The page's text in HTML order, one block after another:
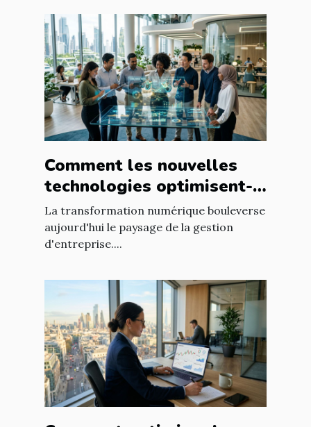
Comment les nouvelles
technologies optimisent-
elles la gestion
d'entreprise ?
La transformation numérique bouleverse
aujourd'hui le paysage de la gestion
d'entreprise....